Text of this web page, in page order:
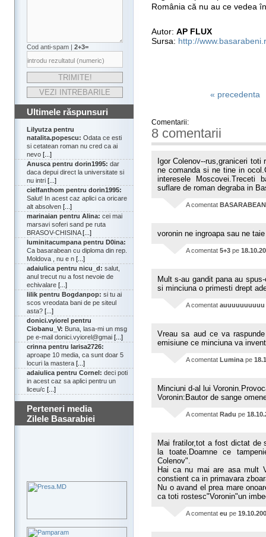
Cod anti-spam | 2+3=
Ultimele răspunsuri
Lilyutza pentru
natalita.popescu: Odata ce esti
si cetatean roman nu cred ca ai
nevo [...]
Anusca pentru dorin1995: dar
daca depui direct la universitate si
nu intri [...]
cielfanthom pentru dorin1995:
Salut! In acest caz aplici ca oricare
alt absolven [...]
marinaian pentru Alina: cei mai
marsavi soferi sand pe ruta
BRASOV-CHISINA[...]
luminitacumpana pentru D0ina:
Ca basarabean cu diploma din rep.
Moldova , nu e n [...]
adaiulica pentru nicu_d: salut,
anul trecut nu a fost nevoie de
echivalare [...]
lilik pentru Bogdanpop: si tu ai
scos vreodata bani de pe siteul
asta? [...]
donici.vyiorel pentru
Ciobanu_V: Buna, lasa-mi un msg
pe e-mail donici.vyiorel@gmai [...]
crinna pentru larisa2726:
aproape 10 media, ca sunt doar 5
locuri la mastera [...]
adaiulica pentru Cornel: deci poti
in acest caz sa aplici pentru un
liceu/c [...]
Perteneri media
Zilele Basarabiei
România că nu au ce vedea
Autor: AP FLUX
Sursa: http://
« precedenta
Comentarii:
8 comentarii
Igor Colenov--rus,graniceri
ne comanda si ne tine in
interesele Moscovei.Treceti
suflare de roman degraba in
A comentat BASARABEAN
voronin ne ingroapa sau ne
A comentat 5+3 pe
Mult s-au gandit pana au
si minciuna o primesti drept
A comentat auuuuuuuuuu
Vreau sa aud ce va
emisiune ce minciuna va
A comentat Lumina pe
Minciuni d-al lui
Voronin:Bautor de sange
A comentat Radu pe
Mai fratilor,tot a fost dictat de
la toate.Doamne ce
Colenov".
Hai ca nu mai are asa mult
constient ca in primavara
Nu o avand el prea mare
ca toti rostesc"Voronin"un
A comentat eu pe